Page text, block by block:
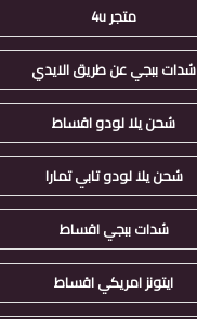
متجر 4u
شدات ببجي عن طريق الايدي
شحن يلا لودو اقساط
شحن يلا لودو تابي تمارا
شدات ببجي اقساط
ايتونز امريكي اقساط